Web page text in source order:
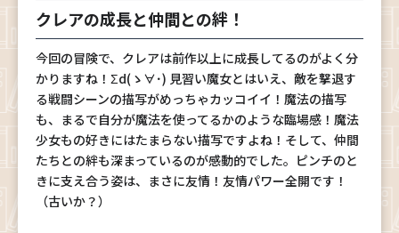
クレアの成長と仲間との絆！
今回の冒険で、クレアは前作以上に成長してるのがよく分
かりますね！Σd(ゝ∀･) 見習い魔女とはいえ、敵を撃退す
る戦闘シーンの描写がめっちゃカッコイイ！魔法の描写
も、まるで自分が魔法を使ってるかのような臨場感！魔法
少女もの好きにはたまらない描写ですよね！そして、仲間
たちとの絆も深まっているのが感動的でした。ピンチのと
きに支え合う姿は、まさに友情！友情パワー全開です！
（古いか？）